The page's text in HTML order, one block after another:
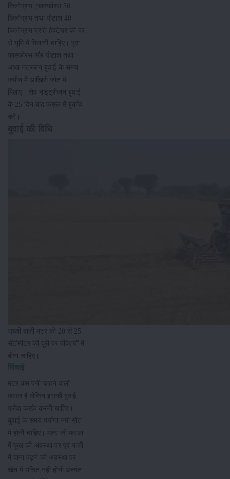
किलोग्राम ,फास्फोरस 50
किलोग्राम तथा पोटाश 40
किलोग्राम प्रति हेक्टेयर की दर
से भूमि मैं मिलानी चाहिए। पूरा
फास्फोरस और पोटाश तथा
आधा नत्रजन बुवाई के समय
जमीन में आखिरी जोत में
मिलाएं। शेष नाइट्रोजन बुवाई
के 25 दिन बाद फसल में बुर्क़ाव
करें।
सब्जी वाली मटर को 20 से 25
सेंटीमीटर की दूरी पर पंक्तियों में
बोना चाहिए।
सिंचाई
मटर कम पनी चाहने वाली
फसल है लेकिन इसकी बुवाई
पलेवा करके करनी चाहिए।
बुवाई के समय पर्याप्त नमी खेत
में होनी चाहिए। मटर की फसल
में फूल की अवस्था पर एवं फली
में दाना पढ़ने की अवस्था पर
खेत में उचित नहीं होनी अत्यंत